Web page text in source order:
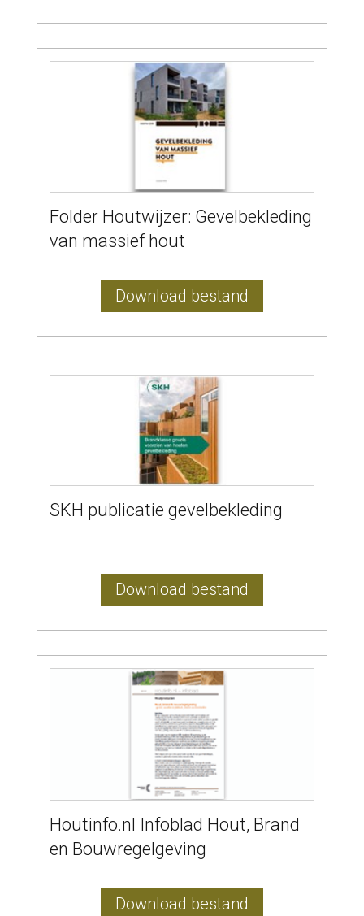
Folder Houtwijzer: Gevelbekleding
van massief hout
Download bestand
SKH publicatie gevelbekleding
Download bestand
Houtinfo.nl Infoblad Hout, Brand
en Bouwregelgeving
Download bestand